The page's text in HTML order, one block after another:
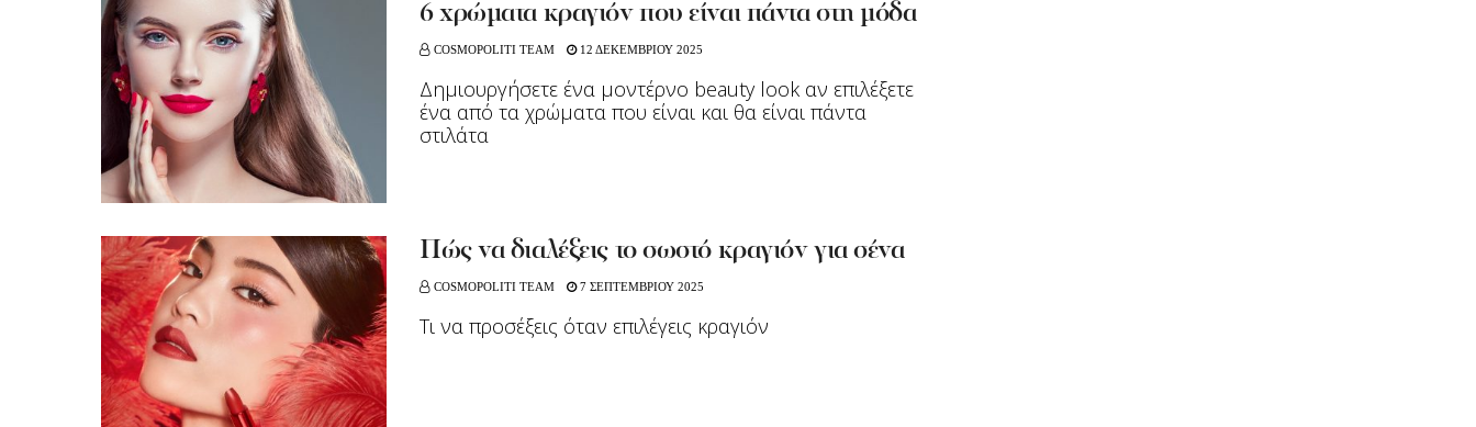
6 χρώματα κραγιόν που είναι πάντα στη μόδα
COSMOPOLITI TEAM 12 ΔΕΚΕΜΒΡΙΟΥ 2025
Δημιουργήσετε ένα μοντέρνο beauty look αν επιλέξετε
ένα από τα χρώματα που είναι και θα είναι πάντα
στιλάτα
Πώς να διαλέξεις το σωστό κραγιόν για σένα
COSMOPOLITI TEAM 7 ΣΕΠΤΕΜΒΡΙΟΥ 2025
Τι να προσέξεις όταν επιλέγεις κραγιόν